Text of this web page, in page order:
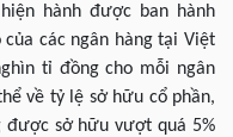
hành được ban hành
các ngân hàng tại Việt
tỉ đồng cho mỗi ngân
về tỷ lệ sở hữu cổ phần,
được sở hữu vượt quá 5%